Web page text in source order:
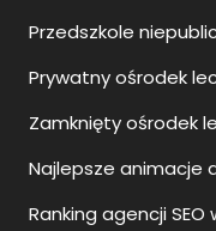
Przedszkole
Prywatny ośrodek
Zamknięty ośrodek
Najlepsze animacje
Ranking agencji SEO